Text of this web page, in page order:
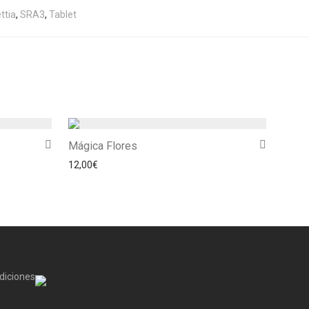
, SRA3, Tablet
12,00€ hasta 18,00€
Mágica Flores
12,00€